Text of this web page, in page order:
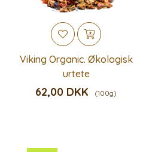
Viking Organic. Økologisk
urtete
62,00 DKK (100g)